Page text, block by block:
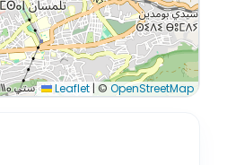
Leaflet | © OpenStreetMap